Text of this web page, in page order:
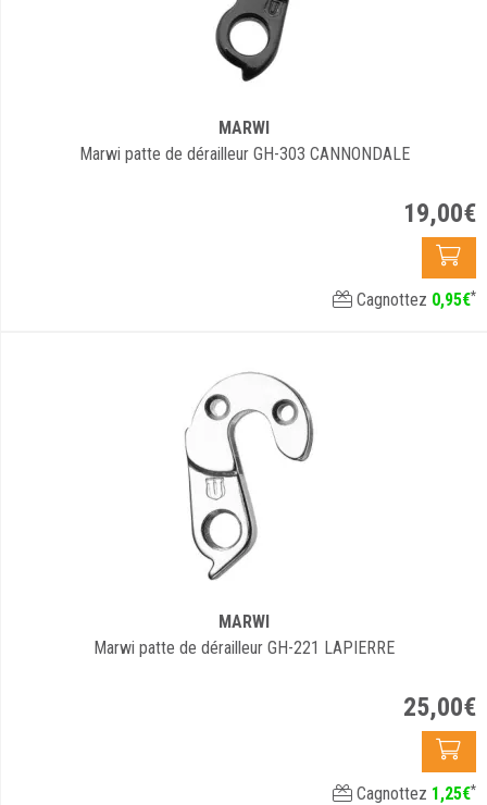
MARWI
Marwi patte de dérailleur GH-303 CANNONDALE
19,00€
Cagnottez 0,95€*
MARWI
Marwi patte de dérailleur GH-221 LAPIERRE
25,00€
Cagnottez 1,25€*